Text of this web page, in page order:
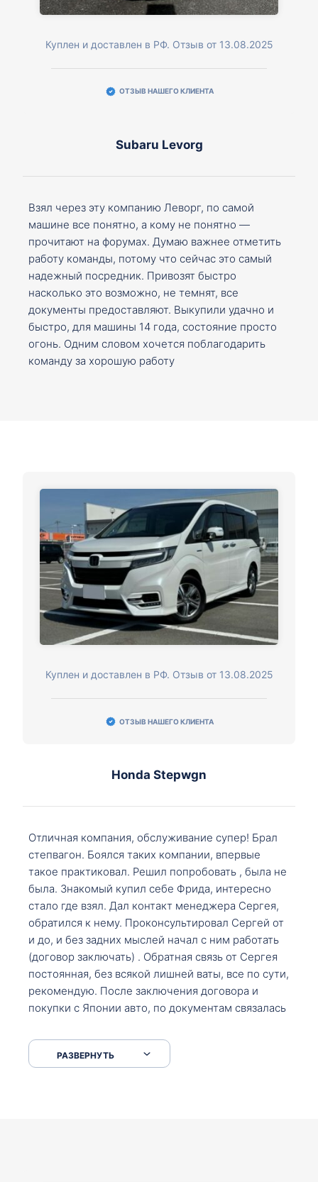
Куплен и доставлен в РФ. Отзыв от 13.08.2025
ОТЗЫВ НАШЕГО КЛИЕНТА
Subaru Levorg
Взял через эту компанию Леворг, по самой
машине все понятно, а кому не понятно —
прочитают на форумах. Думаю важнее отметить
работу команды, потому что сейчас это самый
надежный посредник. Привозят быстро
насколько это возможно, не темнят, все
документы предоставляют. Выкупили удачно и
быстро, для машины 14 года, состояние просто
огонь. Одним словом хочется поблагодарить
команду за хорошую работу
Куплен и доставлен в РФ. Отзыв от 13.08.2025
ОТЗЫВ НАШЕГО КЛИЕНТА
Honda Stepwgn
Отличная компания, обслуживание супер! Брал
степвагон. Боялся таких компании, впервые
такое практиковал. Решил попробовать , была не
была. Знакомый купил себе Фрида, интересно
стало где взял. Дал контакт менеджера Сергея,
обратился к нему. Проконсультировал Сергей от
и до, и без задних мыслей начал с ним работать
(договор заключать) . Обратная связь от Сергея
постоянная, без всякой лишней ваты, все по сути,
рекомендую. После заключения договора и
покупки с Японии авто, по документам связалась
что заполнить, куда зайти, образцы и т.д. После
приехал за авто. Меня тепло встретили Сергей с
РАЗВЕРНУТЬ